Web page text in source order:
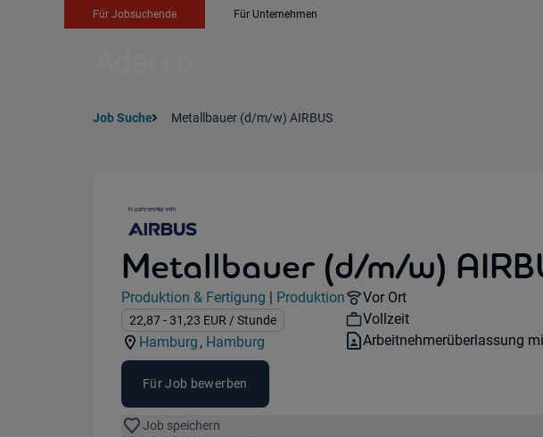
Für Jobsuchende Für Unternehmen
Job Suche Metallbauer (d/m/w) AIRBUS
Metallbauer (d/m/w)
Jobdetails
Kategorie:
Produktion & Fertigung |
Industry:
Produktion
Gehalt:
22,87- 31,23 EUR / Stunde
Standorte:
Hamburg ,
Region:
Hamburg
Remote Option:
Vor Ort
Workhours:
Vollzeit
Vertragsart:
Arbeitnehmerüberlassung
Für Job bewerben
Job speichern